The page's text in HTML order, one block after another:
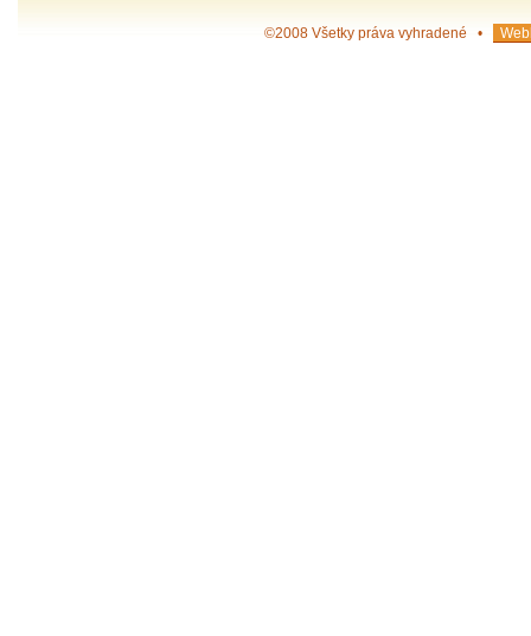
©2008 Všetky práva vyhradené •